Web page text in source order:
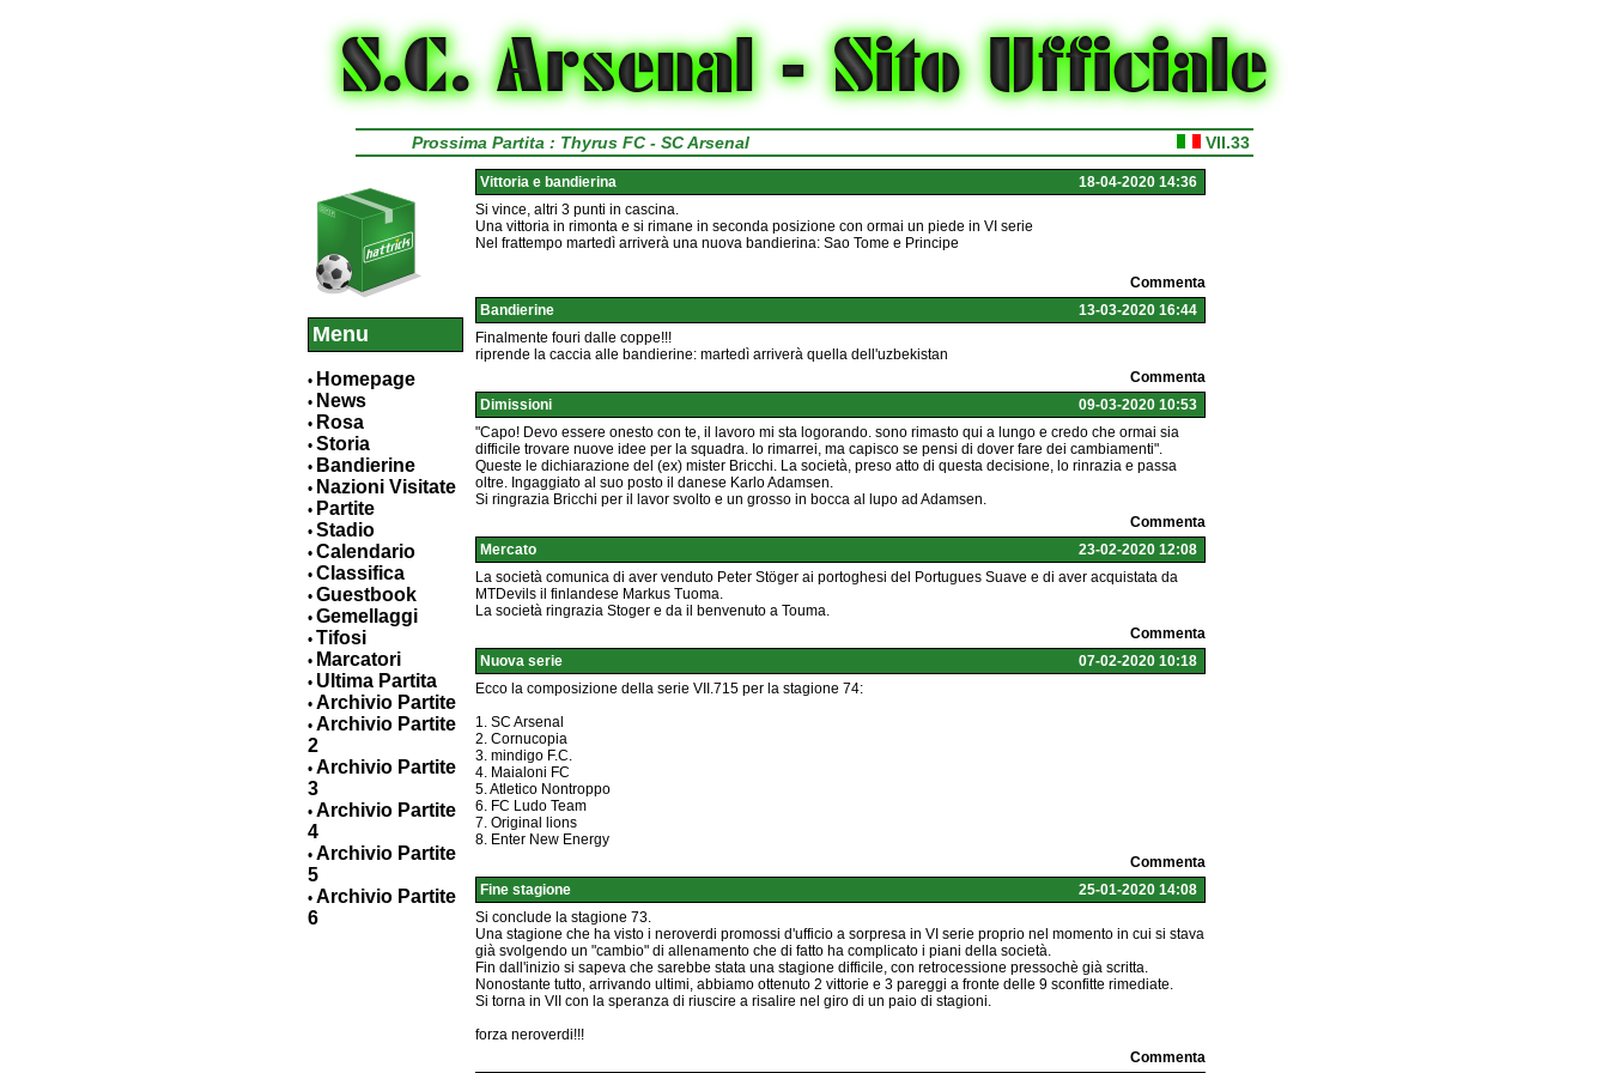
Prossima Partita : Thyrus FC - SC Arsenal VII.33
Menu
• Homepage
• News
• Rosa
• Storia
• Bandierine
• Nazioni Visitate
• Partite
• Stadio
• Calendario
• Classifica
• Guestbook
• Gemellaggi
• Tifosi
• Marcatori
• Ultima Partita
• Archivio Partite
• Archivio Partite
2
• Archivio Partite
3
• Archivio Partite
4
• Archivio Partite
5
• Archivio Partite
6
Vittoria e bandierina
18-04-2020 14:36
Si vince, altri 3 punti in cascina.
Una vittoria in rimonta e si rimane in seconda posizione con ormai un piede in VI serie
Nel frattempo martedì arriverà una nuova bandierina: Sao Tome e Principe
Commenta
Bandierine
13-03-2020 16:44
Finalmente fouri dalle coppe!!!
riprende la caccia alle bandierine: martedì arriverà quella dell'uzbekistan
Commenta
Dimissioni
09-03-2020 10:53
"Capo! Devo essere onesto con te, il lavoro mi sta logorando. sono rimasto qui a lungo e credo che ormai sia
difficile trovare nuove idee per la squadra. Io rimarrei, ma capisco se pensi di dover fare dei cambiamenti".
Queste le dichiarazione del (ex) mister Bricchi. La società, preso atto di questa decisione, lo rinrazia e passa
oltre. Ingaggiato al suo posto il danese Karlo Adamsen.
Si ringrazia Bricchi per il lavor svolto e un grosso in bocca al lupo ad Adamsen.
Commenta
Mercato
23-02-2020 12:08
La società comunica di aver venduto Peter Stöger ai portoghesi del Portugues Suave e di aver acquistata da
MTDevils il finlandese Markus Tuoma.
La società ringrazia Stoger e da il benvenuto a Touma.
Commenta
Nuova serie
07-02-2020 10:18
Ecco la composizione della serie VII.715 per la stagione 74:
1. SC Arsenal
2. Cornucopia
3. mindigo F.C.
4. Maialoni FC
5. Atletico Nontroppo
6. FC Ludo Team
7. Original lions
8. Enter New Energy
Commenta
Fine stagione
25-01-2020 14:08
Si conclude la stagione 73.
Una stagione che ha visto i neroverdi promossi d'ufficio a sorpresa in VI serie proprio nel momento in cui si stava
già svolgendo un "cambio" di allenamento che di fatto ha complicato i piani della società.
Fin dall'inizio si sapeva che sarebbe stata una stagione difficile, con retrocessione pressochè già scritta.
Nonostante tutto, arrivando ultimi, abbiamo ottenuto 2 vittorie e 3 pareggi a fronte delle 9 sconfitte rimediate.
Si torna in VII con la speranza di riuscire a risalire nel giro di un paio di stagioni.
forza neroverdi!!!
Commenta